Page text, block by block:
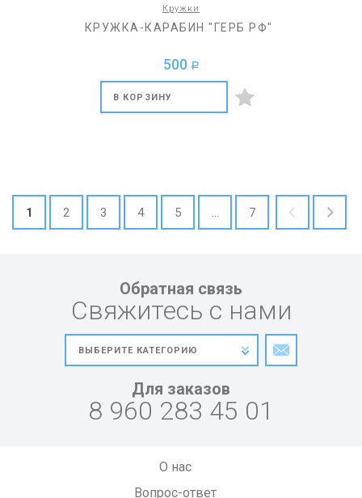
Кружки
КРУЖКА-КАРАБИН "ГЕРБ РФ"
500 a
В КОРЗИНУ
1 2 3 4 5 ... 7
Обратная связь
Свяжитесь с нами
Для заказов
8 960 283 45 01
О нас
Вопрос-ответ